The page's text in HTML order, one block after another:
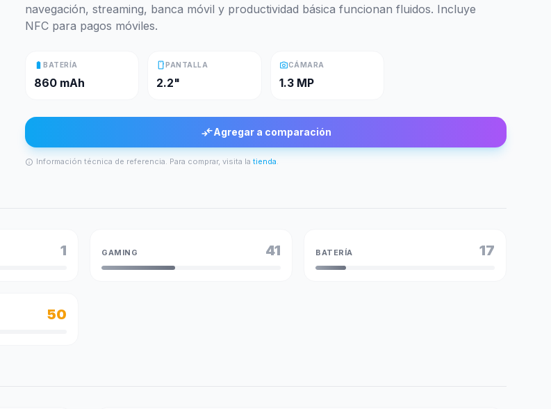
navegación, streaming, banca móvil y productividad básica funcionan fluidos. Incluye
NFC para pagos móviles.
battery_fullBATERÍA
860 mAh
smartphonePANTALLA
2.2"
photo_cameraCÁMARA
1.3 MP
compare_arrowsAgregar a comparación
info Información técnica de referencia. Para comprar, visita la tienda.
1 GAMING 41 BATERÍA 17
50